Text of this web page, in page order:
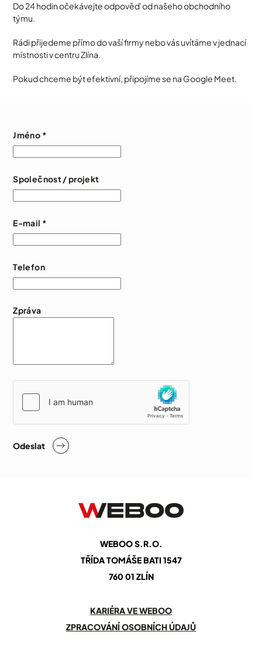
Do 24 hodin očekávejte odpověď od našeho obchodního
týmu.
Rádi přijedeme přímo do vaší firmy nebo vás uvítáme v jednací
místnosti v centru Zlína.
Pokud chceme být efektivní, připojíme se na Google Meet.
Jméno *
Společnost / projekt
E-mail *
Telefon
Zpráva
Odeslat
WEBOO S.R.O.
TŘÍDA TOMÁŠE BATI 1547
760 01 ZLÍN
KARIÉRA VE WEBOO
ZPRACOVÁNÍ OSOBNÍCH ÚDAJŮ